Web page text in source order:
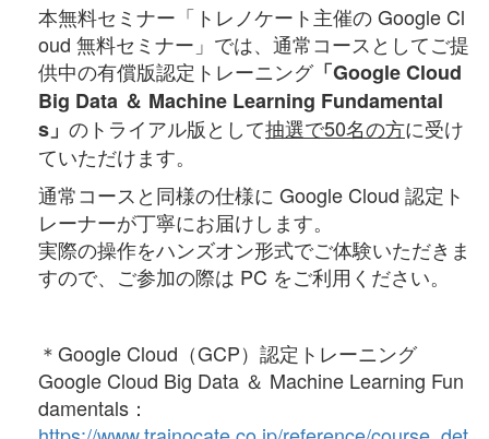
本無料セミナー「トレノケート主催の Google Cl
oud 無料セミナー」では、通常コースとしてご提
供中の有償版認定トレーニング「Google Cloud
Big Data ＆ Machine Learning Fundamental
s」 のトライアル版として抽選で50名の方に受け
ていただけます。
通常コースと同様の仕様に Google Cloud 認定ト
レーナーが丁寧にお届けします。
実際の操作をハンズオン形式でご体験いただきま
すので、ご参加の際は PC をご利用ください。
＊Google Cloud（GCP）認定トレーニング
Google Cloud Big Data ＆ Machine Learning Fun
damentals：